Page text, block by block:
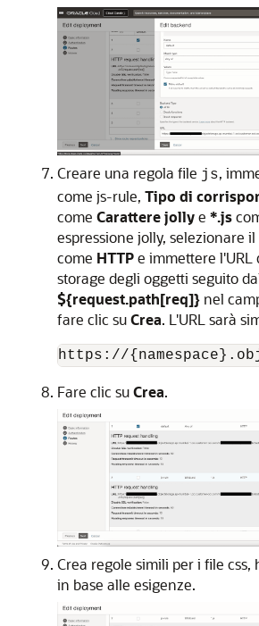
Creare una regola file js,
come js-rule, Tipo di
come Carattere jollye *.js
espressione jolly, selezionare
come HTTPe immettere l'URL
storage degli oggetti seguito
${request.path[req]} nel
fare clic suCrea. L'URL sarà
https://
Fare clic suCrea.
Crea regole simili per i file css,
in base alle esigenze.